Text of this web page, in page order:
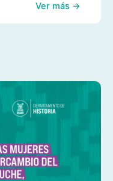
Ver más →